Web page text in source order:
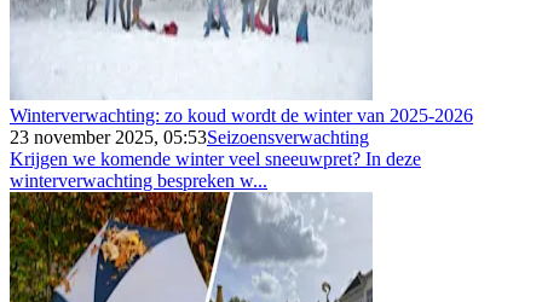
Winterverwachting: zo koud wordt de winter van 2025-2026
23 november 2025, 05:53Seizoensverwachting
Krijgen we komende winter veel sneeuwpret? In deze
winterverwachting bespreken w...